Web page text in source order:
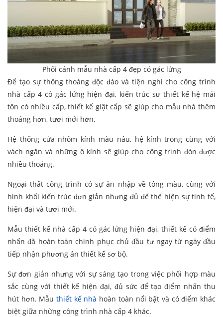
Phối cảnh mẫu nhà cấp 4 đẹp có gác lửng
Để tạo sự thông thoáng độc đáo và tiện nghi cho công trình
nhà cấp 4 có gác lửng hiện đại, kiến trúc sư thiết kế hệ mái
tôn có nhiều cấp, thiết kế giật cấp sẽ giúp cho mẫu nhà thêm
thoáng hơn, tươi mới hơn.
Hệ thống cửa nhôm kính màu nâu, hệ kính trong cùng với
vách ngăn và những ô kính sẽ giúp cho công trình đón được
nhiều thoáng.
Ngoại thất công trình có sự ăn nhập về tông màu, cùng với
hình khối kiến trúc đơn giản nhưng đủ để thể hiện sự tinh tế,
hiện đại và tươi mới.
Mẫu thiết kế nhà cấp 4 có gác lửng hiện đại, thiết kế có điểm
nhấn đã hoàn toàn chinh phục chủ đầu tư ngay từ ngày đầu
tiếp nhận phương án thiết kế sơ bộ.
Sự đơn giản nhưng với sự sáng tạo trong việc phối hợp màu
sắc cùng với thiết kế hiện đại, đủ sức để tạo điểm nhấn thu
hút hơn. Mẫuthiết kế nhà hoàn toàn nổi bật và có điểm khác
biệt giữa những công trình nhà cấp 4 khác.